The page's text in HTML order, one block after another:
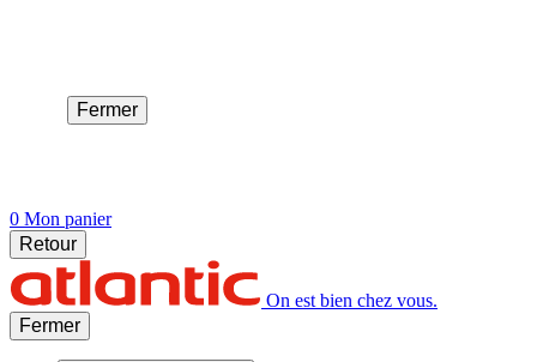
Fermer
0 Mon panier
Retour
On est bien chez vous.
Fermer